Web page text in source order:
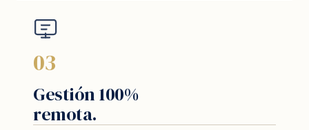
03
Gestión 100%
remota.